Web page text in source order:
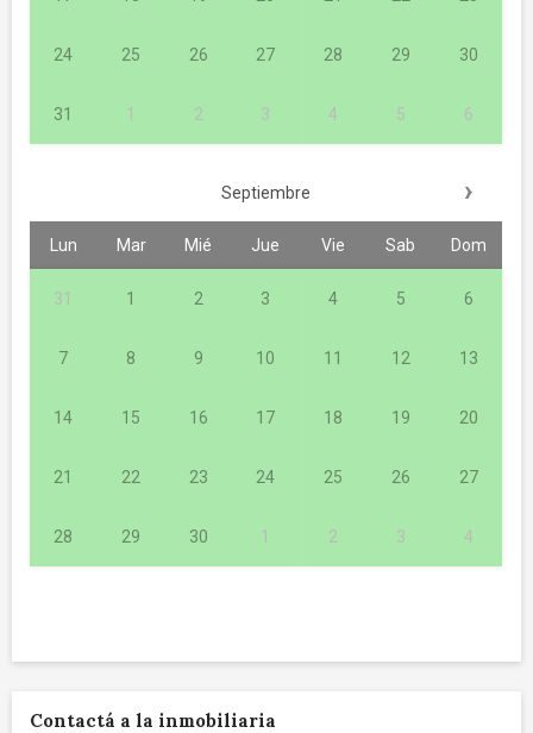
24 25 26 27 28 29 30
31 1 2 3 4 5 6
Septiembre ›
Lun Mar Mié Jue Vie Sab Dom
31 1 2 3 4 5 6
7 8 9 10 11 12 13
14 15 16 17 18 19 20
21 22 23 24 25 26 27
28 29 30 1 2 3 4
Contactá a la inmobiliaria